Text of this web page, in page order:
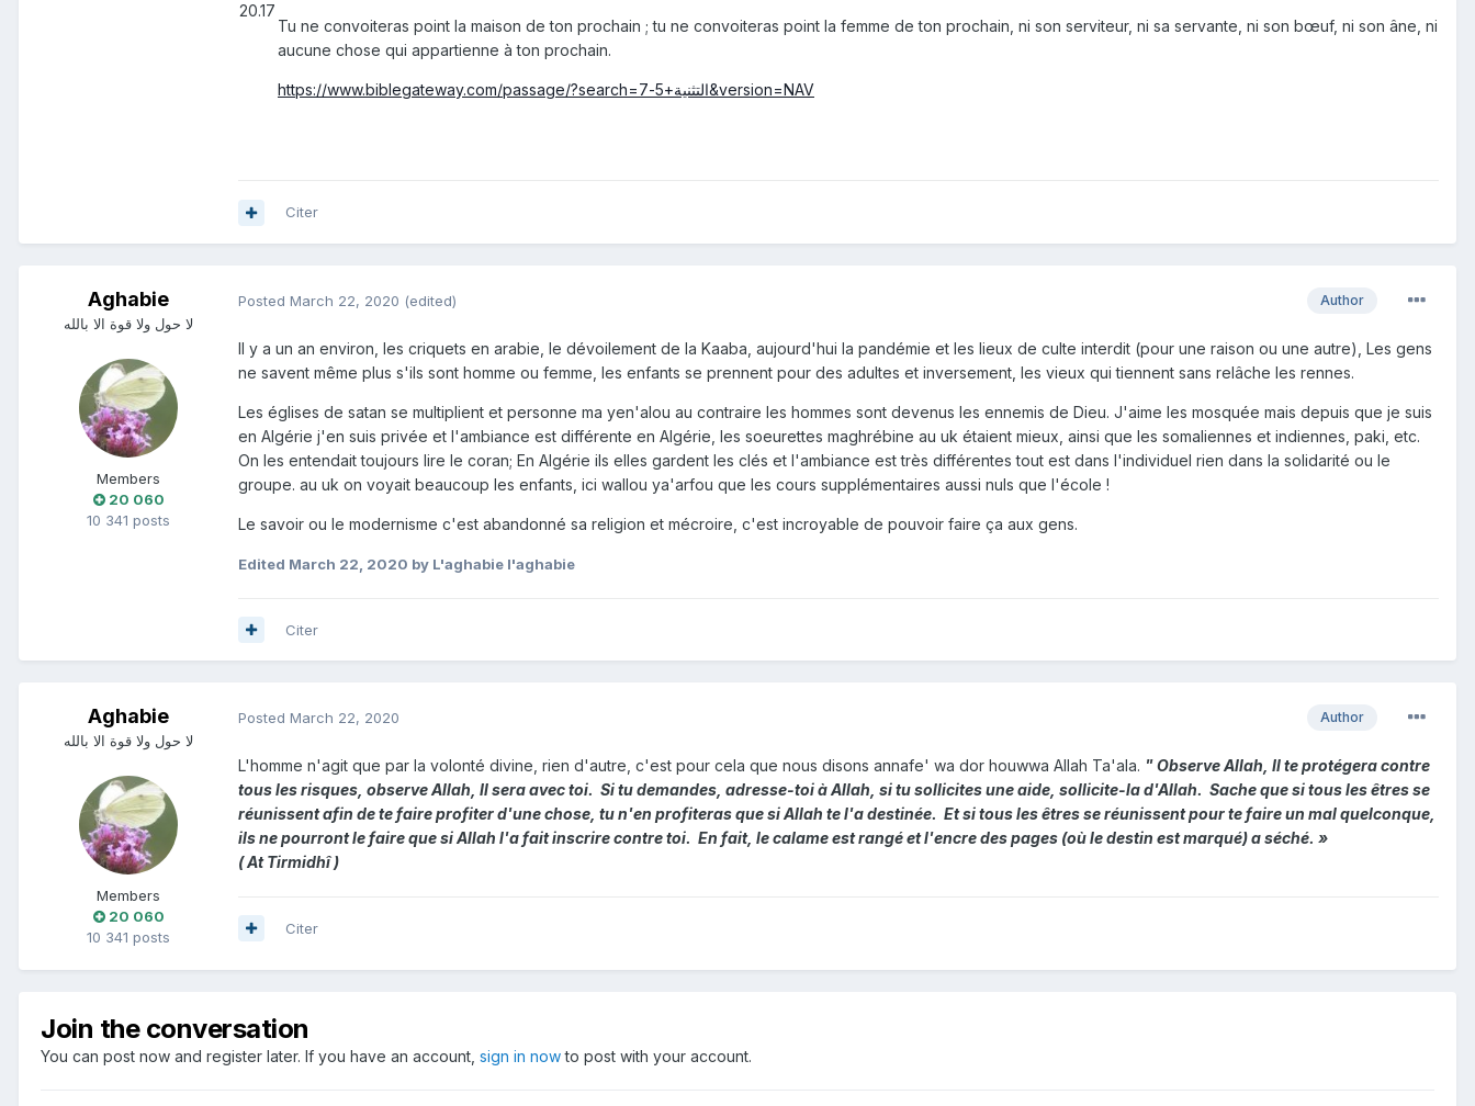
20.17
Tu ne convoiteras point la maison de ton prochain ; tu ne convoiteras point la femme de ton prochain, ni son serviteur, ni sa servante, ni son bœuf, ni son âne, ni
aucune chose qui appartienne à ton prochain.
https://www.biblegateway.com/passage/?search=ﺍﻟﺘﺜﻨﻴﺔ+5-7&version=NAV
Citer
Aghabie
لا حول ولا قوة الا بالله
Members
20 060
10 341 posts
Author
Posted March 22, 2020 (edited)
Il y a un an environ, les criquets en arabie, le dévoilement de la Kaaba, aujourd'hui la pandémie et les lieux de culte interdit (pour une raison ou une autre), Les gens
ne savent même plus s'ils sont homme ou femme, les enfants se prennent pour des adultes et inversement, les vieux qui tiennent sans relâche les rennes.
Les églises de satan se multiplient et personne ma yen'alou au contraire les hommes sont devenus les ennemis de Dieu. J'aime les mosquée mais depuis que je suis
en Algérie j'en suis privée et l'ambiance est différente en Algérie, les soeurettes maghrébine au uk étaient mieux, ainsi que les somaliennes et indiennes, paki, etc.
On les entendait toujours lire le coran; En Algérie ils elles gardent les clés et l'ambiance est très différentes tout est dans l'individuel rien dans la solidarité ou le
groupe. au uk on voyait beaucoup les enfants, ici wallou ya'arfou que les cours supplémentaires aussi nuls que l'école !
Le savoir ou le modernisme c'est abandonné sa religion et mécroire, c'est incroyable de pouvoir faire ça aux gens.
Edited March 22, 2020 by L'aghabie l'aghabie
Citer
Aghabie
لا حول ولا قوة الا بالله
Members
20 060
10 341 posts
Author
Posted March 22, 2020
L'homme n'agit que par la volonté divine, rien d'autre, c'est pour cela que nous disons annafe' wa dor houwwa Allah Ta'ala. " Observe Allah, Il te protégera contre
tous les risques, observe Allah, Il sera avec toi. Si tu demandes, adresse-toi à Allah, si tu sollicites une aide, sollicite-la d'Allah. Sache que si tous les êtres se
réunissent afin de te faire profiter d'une chose, tu n'en profiteras que si Allah te l'a destinée. Et si tous les êtres se réunissent pour te faire un mal quelconque,
ils ne pourront le faire que si Allah l'a fait inscrire contre toi. En fait, le calame est rangé et l'encre des pages (où le destin est marqué) a séché. »
( At Tirmidhî )
Citer
Join the conversation
You can post now and register later. If you have an account, sign in nowto post with your account.